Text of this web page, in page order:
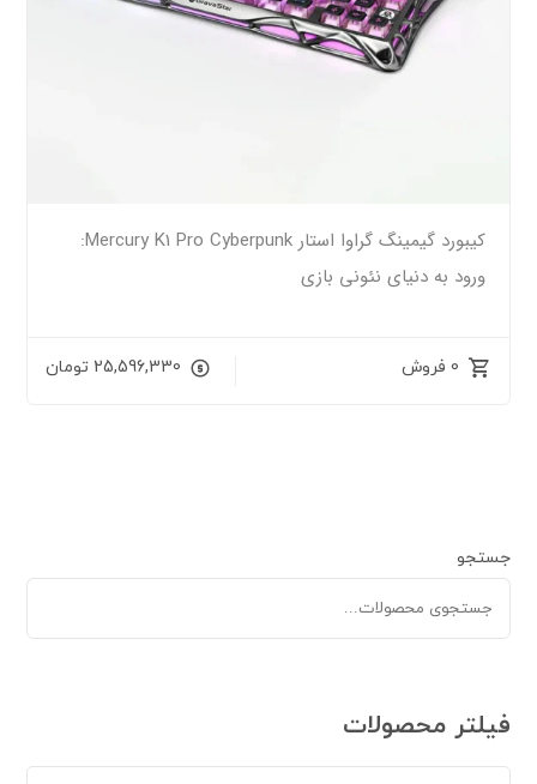
کیبورد گیمینگ گراوا استار Mercury K1 Pro Cyberpunk:
ورود به دنیای نئونی بازی
0 فروش 25,596,330 تومان
جستجو
فیلتر محصولات